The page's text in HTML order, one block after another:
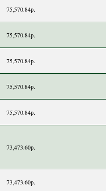
75,570.84р.
75,570.84р.
75,570.84р.
75,570.84р.
75,570.84р.
73,473.60р.
73,473.60р.